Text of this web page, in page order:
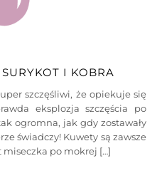
I KOBRA
szczęśliwi, że opiekuje się
eksplozja szczęścia po
ogromna, jak gdy zostawały
świadczy! Kuwety są zawsze
po mokrej […]